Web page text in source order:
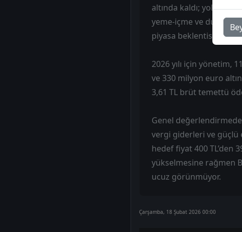
altında kaldı; yolcu
yeme-içme ve duty-free
piyasa beklentisiyle
2026 yılı için yönetim,
ve 330 milyon euro
3,61 TL brüt temettü
Genel
vergi giderleri ve güçlü
hedef fiyat 400 TL’den
yükselmesine rağmen
ucuz görünmüyor.
Çarşamba, 18 Şubat 2026 00:00